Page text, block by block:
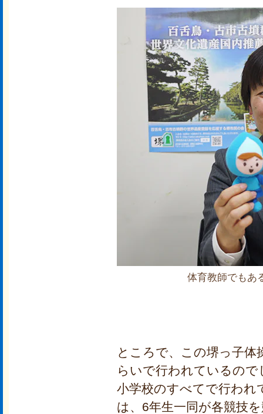
体育教師でもあ
ところで、この堺っ子体
らいで行われているの
小学校のすべてで行われ
は、6年生一同が各競技